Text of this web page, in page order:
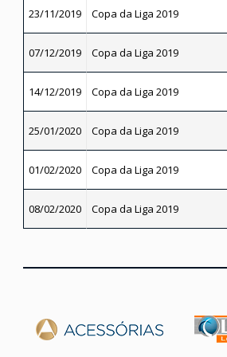
23/11/2019 Copa da Liga 2019
07/12/2019 Copa da Liga 2019
14/12/2019 Copa da Liga 2019
25/01/2020 Copa da Liga 2019
01/02/2020 Copa da Liga 2019
08/02/2020 Copa da Liga 2019